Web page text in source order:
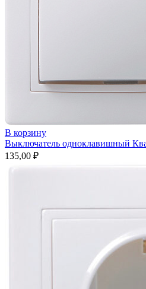
В корзину
Выключатель одноклавишный
135,00 ₽